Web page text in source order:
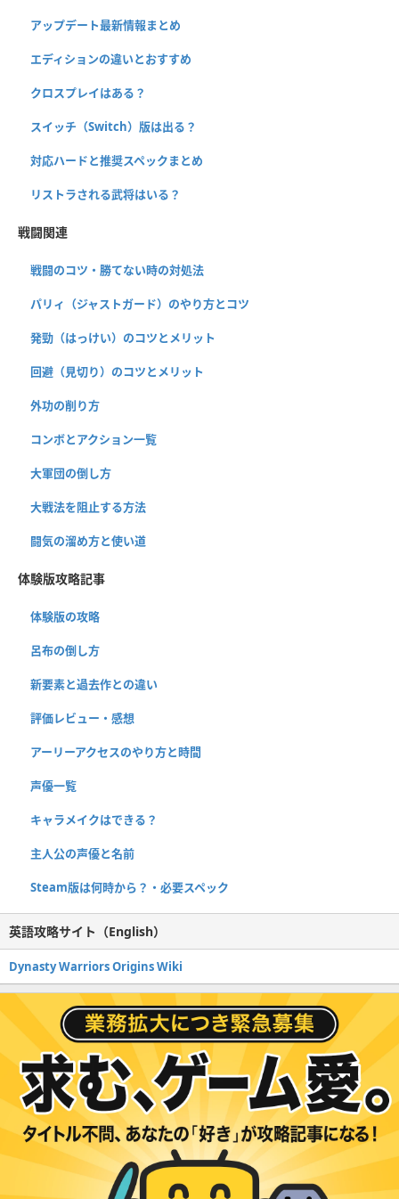
アップデート最新情報まとめ
エディションの違いとおすすめ
クロスプレイはある？
スイッチ（Switch）版は出る？
対応ハードと推奨スペックまとめ
リストラされる武将はいる？
戦闘関連
戦闘のコツ・勝てない時の対処法
パリィ（ジャストガード）のやり方とコツ
発勁（はっけい）のコツとメリット
回避（見切り）のコツとメリット
外功の削り方
コンボとアクション一覧
大軍団の倒し方
大戦法を阻止する方法
闘気の溜め方と使い道
体験版攻略記事
体験版の攻略
呂布の倒し方
新要素と過去作との違い
評価レビュー・感想
アーリーアクセスのやり方と時間
声優一覧
キャラメイクはできる？
主人公の声優と名前
Steam版は何時から？・必要スペック
英語攻略サイト（English）
Dynasty Warriors Origins Wiki